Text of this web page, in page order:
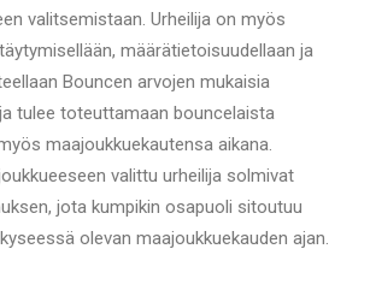
valitsemistaan. Urheilija on myös
määrätietoisuudellaan ja
Bouncen arvojen mukaisia
tulee toteuttamaan bouncelaista
maajoukkuekautensa aikana.
valittu urheilija solmivat
jota kumpikin osapuoli sitoutuu
olevan maajoukkuekauden ajan.